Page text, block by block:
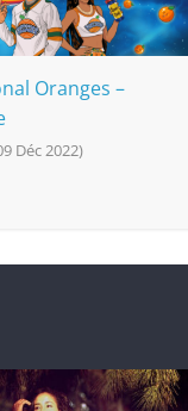
Oranges –
Déc 2022)